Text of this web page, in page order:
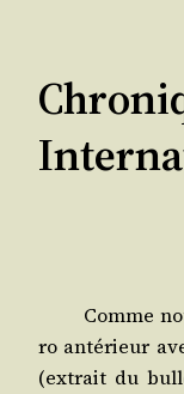
Comme
ro anté­rieur
(extrait du